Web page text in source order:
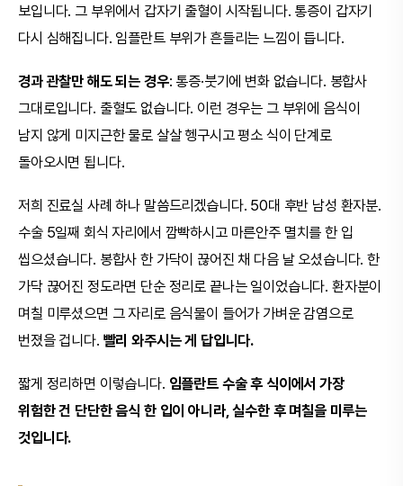
보입니다. 그 부위에서 갑자기 출혈이 시작됩니다. 통증이 갑자기
다시 심해집니다. 임플란트 부위가 흔들리는 느낌이 듭니다.
경과 관찰만 해도 되는 경우: 통증·붓기에 변화 없습니다. 봉합사
그대로입니다. 출혈도 없습니다. 이런 경우는 그 부위에 음식이
남지 않게 미지근한 물로 살살 헹구시고 평소 식이 단계로
돌아오시면 됩니다.
저희 진료실 사례 하나 말씀드리겠습니다. 50대 후반 남성 환자분.
수술 5일째 회식 자리에서 깜빡하시고 마른안주 멸치를 한 입
씹으셨습니다. 봉합사 한 가닥이 끊어진 채 다음 날 오셨습니다. 한
가닥 끊어진 정도라면 단순 정리로 끝나는 일이었습니다. 환자분이
며칠 미루셨으면 그 자리로 음식물이 들어가 가벼운 감염으로
번졌을 겁니다. 빨리 와주시는 게 답입니다.
짧게 정리하면 이렇습니다. 임플란트 수술 후 식이에서 가장
위험한 건 단단한 음식 한 입이 아니라, 실수한 후 며칠을 미루는
것입니다.